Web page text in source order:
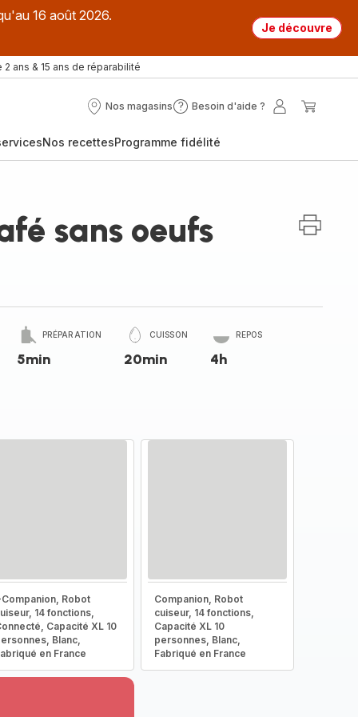
16 août 2026.
Je découvre
2 ans & 15 ans de réparabilité
Nos magasins
Nos
Besoin d'aide ?
Besoin
?
Mon
Nos recettesProgramme fidélité
sans oeufs
PRÉPARATION
5min
CUISSON
20min
REPOS
4h
Robot
14 fonctions,
Capacité XL 10
Blanc,
en France
Companion, Robot
cuiseur, 14 fonctions,
Capacité XL 10
personnes, Blanc,
Fabriqué en France